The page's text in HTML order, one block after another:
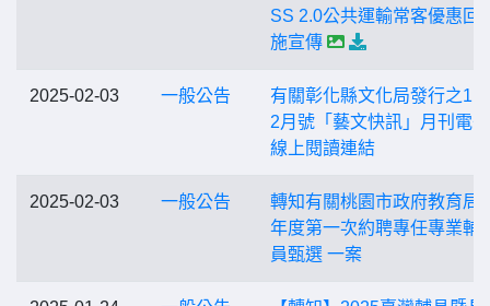
SS 2.0公共運輸常客優惠回
施宣傳
2025-02-03 一般公告
有關彰化縣文化局發行之
2月號「藝文快訊」月刊電
線上閱讀連結
2025-02-03 一般公告
轉知有關桃園市政府教育局
年度第一次約聘專任專業輔
員甄選 一案